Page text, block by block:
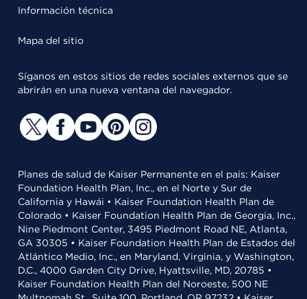
Información técnica
Mapa del sitio
Síganos en estos sitios de redes sociales externos que se
abrirán en una nueva ventana del navegador.
Planes de salud de Kaiser Permanente en el país: Kaiser
Foundation Health Plan, Inc., en el Norte y Sur de
California y Hawái • Kaiser Foundation Health Plan de
Colorado • Kaiser Foundation Health Plan de Georgia, Inc.,
Nine Piedmont Center, 3495 Piedmont Road NE, Atlanta,
GA 30305 • Kaiser Foundation Health Plan de Estados del
Atlántico Medio, Inc., en Maryland, Virginia, y Washington,
D.C., 4000 Garden City Drive, Hyattsville, MD, 20785 •
Kaiser Foundation Health Plan del Noroeste, 500 NE